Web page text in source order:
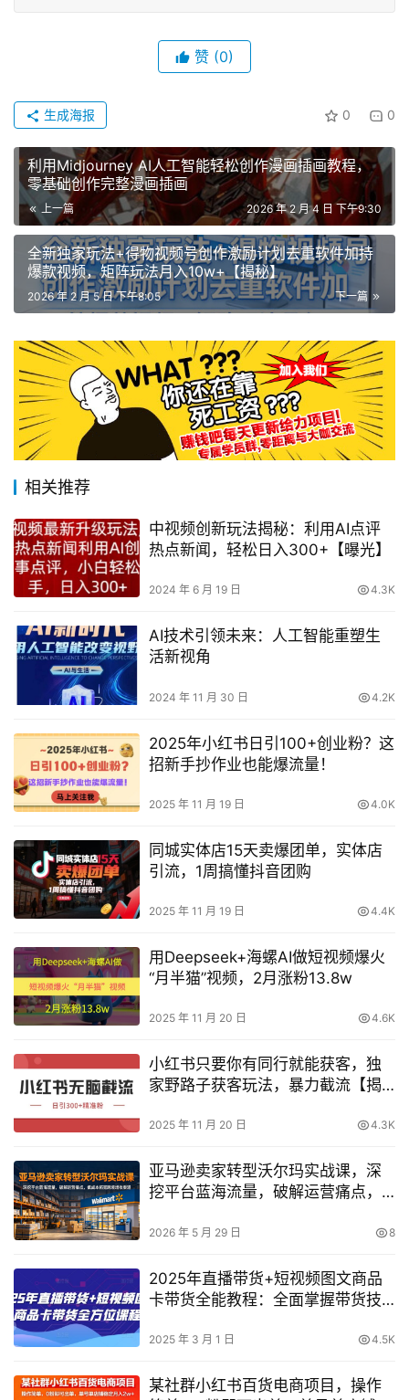
赞 (0)
0 0
生成海报
利用Midjourney AI人工智能轻松创作漫画插画教程，
零基础创作完整漫画插画
上一篇 2026 年 2 月 4 日 下午9:30
全新独家玩法+得物视频号创作激励计划去重软件加持
爆款视频，矩阵玩法月入10w+【揭秘】
下一篇
2026 年 2 月 5 日 下午8:05
相关推荐
中视频创新玩法揭秘：利用AI点评
热点新闻，轻松日入300+【曝光】
2024 年 6 月 19 日 4.3K
AI技术引领未来：人工智能重塑生
活新视角
2024 年 11 月 30 日 4.2K
2025年小红书日引100+创业粉？这
招新手抄作业也能爆流量！
2025 年 11 月 19 日 4.0K
同城实体店15天卖爆团单，实体店
引流，1周搞懂抖音团购
2025 年 11 月 19 日 4.4K
用Deepseek+海螺AI做短视频爆火
“月半猫”视频，2月涨粉13.8w
2025 年 11 月 20 日 4.6K
小红书只要你有同行就能获客，独
家野路子获客玩法，暴力截流【揭
2025 年 11 月 20 日 4.3K
亚马逊卖家转型沃尔玛实战课，深
挖平台蓝海流量，破解运营痛点，
2026 年 5 月 29 日 8
2025年直播带货+短视频图文商品
卡带货全能教程：全面掌握带货技
2025 年 3 月 1 日 4.5K
某社群小红书百货电商项目，操作